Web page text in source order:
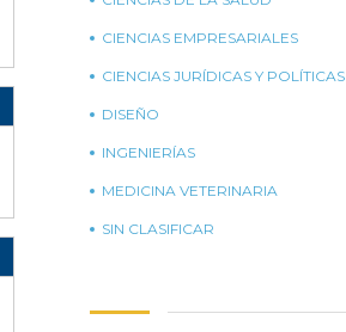
CIENCIAS EMPRESARIALES
CIENCIAS JURÍDICAS Y POLÍTICAS
DISEÑO
INGENIERÍAS
MEDICINA VETERINARIA
SIN CLASIFICAR